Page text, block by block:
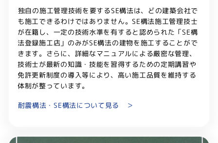
独自の施工管理技術を要するSE構法は、どの建築会社で
も施工できるわけではありません。SE構法施工管理技士
が在籍し、一定の技術水準を有すると認められた「SE構
法登録施工店」のみがSE構法の建物を施工することがで
きます。さらに、詳細なマニュアルによる厳密な管理、
技術士が最新の知識・技能を習得するための定期講習や
免許更新制度の導入等により、高い施工品質を維持する
体制が整っています。
耐震構法・SE構法について見る ＞